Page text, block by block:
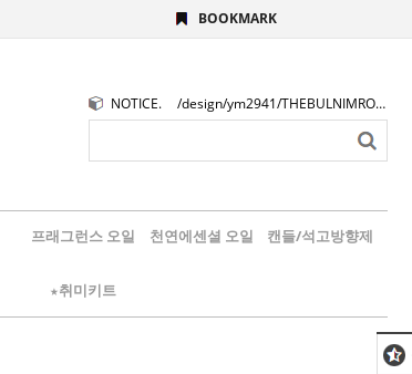
BOOKMARK
NOTICE. /design/ym2941/THEBULNIMROGO.png
프래그런스 오일 천연에센셜 오일 캔들/석고방향제
★취미키트